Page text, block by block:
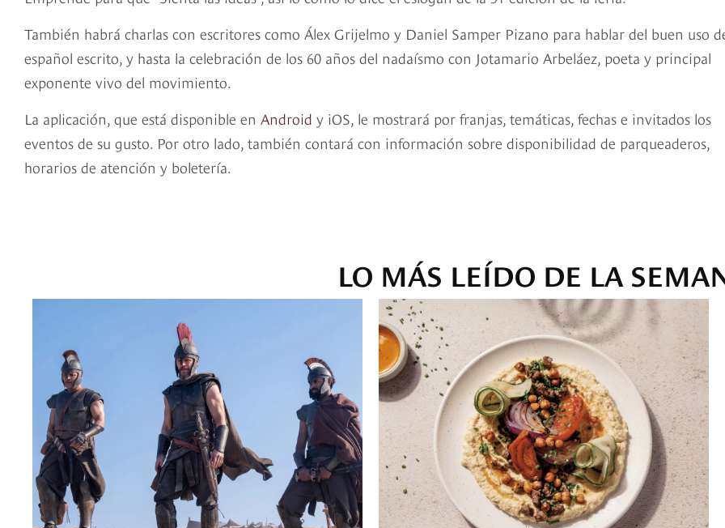
También habrá charlas con escritores como Álex Grijelmo y Daniel Samper Pizano para hablar del buen uso
español escrito, y hasta la celebración de los 60 años del nadaísmo con Jotamario Arbeláez, poeta y principal
exponente vivo del movimiento.
La aplicación, que está disponible en Android y iOS, le mostrará por franjas, temáticas, fechas e invitados los
eventos de su gusto. Por otro lado, también contará con información sobre disponibilidad de parqueaderos,
horarios de atención y boletería.
LO MÁS LEÍDO DE LA